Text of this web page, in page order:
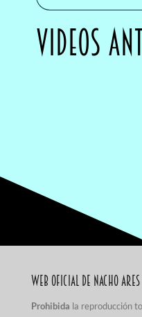
Web Oficial de Nacho Ares
Prohibida la reproducción